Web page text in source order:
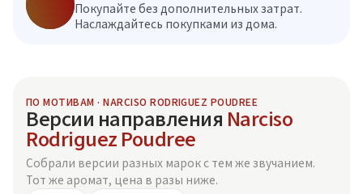
Покупайте без дополнительных затрат.
Наслаждайтесь покупками из дома.
ПО МОТИВАМ · NARCISO RODRIGUEZ POUDREE
Версии направления Narciso
Rodriguez Poudree
Собрали версии разных марок с тем же звучанием.
Тот же аромат, цена в разы ниже.